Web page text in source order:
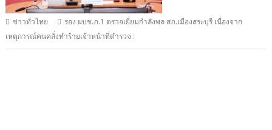
ข่าวทั่วไทย
รอง ผบช.ภ.1 ตรวจเยี่ยมกำลังพล สภ.เมืองสระบุรี เนื่องจาก
เหตุการณ์คนคลั่งทำร้ายเจ้าหน้าที่ตำรวจ :